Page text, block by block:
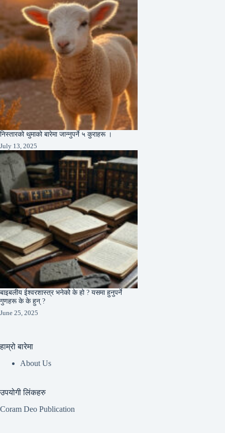
निस्तारको थुमाको बारेमा जान्नुपर्ने ५ कुराहरू ।
July 13, 2025
बाइबलीय ईश्वरशास्त्र भनेको के हो ? यसमा हुनुपर्ने
गुणहरू के के हुन् ?
June 25, 2025
हाम्रो बारेमा
About Us
उपयोगी लिंकहरु
Coram Deo Publication